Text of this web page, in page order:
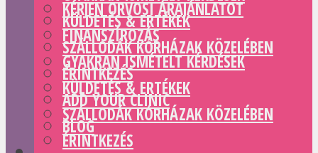
KÜLDETÉS & ERTÉKEK
SZÁLLODÁK KÓRHÁZAK KÖZELÉBEN
ÉRINTKEZÉS
ADD YOUR CLINIC
BLOG
KÉRJEN ORVOSI ÁRAJÁNLATOT
FINANSZÍROZÁS
GYAKRAN ISMÉTELT KÉRDÉSEK
KÜLDETÉS & ERTÉKEK
SZÁLLODÁK KÓRHÁZAK KÖZELÉBEN
ÉRINTKEZÉS